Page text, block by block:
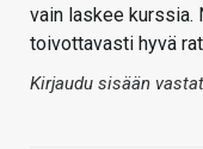
vain laskee
toivottavasti hyvä
Kirjaudu sisään